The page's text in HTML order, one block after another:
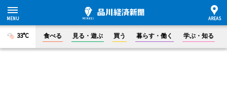
33°C 食べる 見る・遊ぶ 買う 暮らす・働く 学ぶ・知る